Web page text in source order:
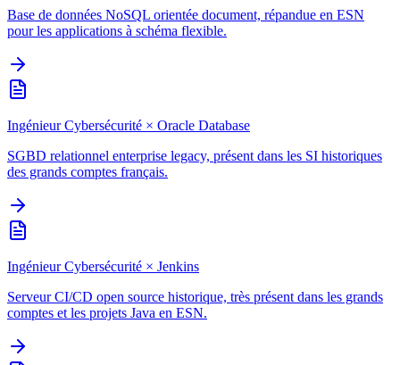
Base de données NoSQL orientée document, répandue en ESN
pour les applications à schéma flexible.
Ingénieur Cybersécurité × Oracle Database
SGBD relationnel enterprise legacy, présent dans les SI historiques
des grands comptes français.
Ingénieur Cybersécurité × Jenkins
Serveur CI/CD open source historique, très présent dans les grands
comptes et les projets Java en ESN.